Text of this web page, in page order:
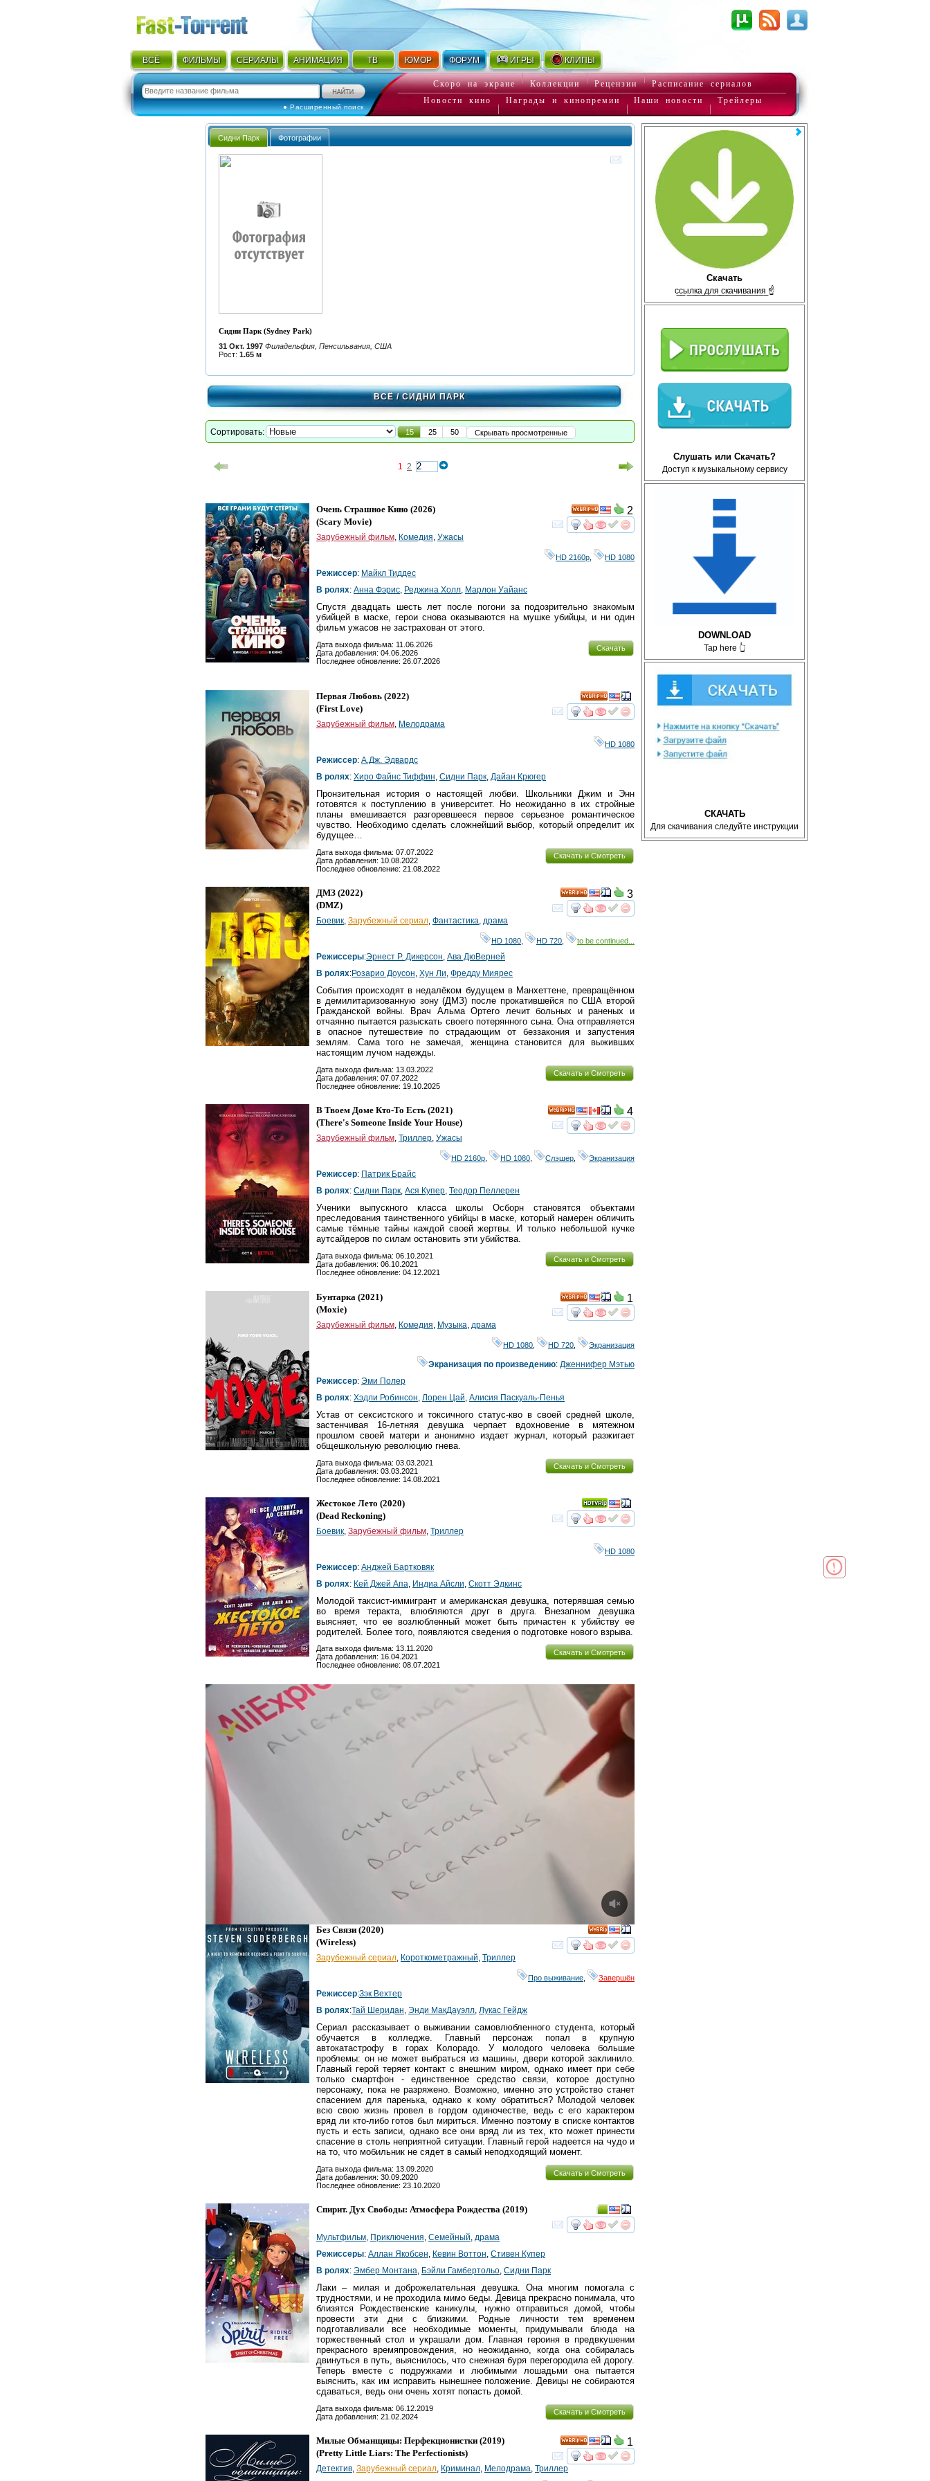
ВСЁ ФИЛЬМЫ СЕРИАЛЫ АНИМАЦИЯ ТВ ЮМОР ФОРУМ ИГРЫ КЛИПЫ
● Расширенный поиск
Скоро на экране Коллекции Рецензии
Расписание сериалов
Новости кино
Награды и кинопремии Наши новости Трейлеры
Скачать
с̲с̲ы̲л̲к̲а̲ ̲д̲л̲я̲ ̲с̲к̲а̲ч̲и̲в̲а̲н̲и̲я̲ ☝
Слушать или Скачать?
Доступ к музыкальному сервису
DOWNLOAD
Tap here 👆
СКАЧАТЬ
Для скачивания следуйте инструкции
Сидни Парк Фотографии
Сидни Парк (Sydney Park)
31 Окт. 1997 Филадельфия, Пенсильвания, США
Рост: 1.65 м
ВСЁ/ СИДНИ ПАРК
Сортировать: 15 25 50 Скрывать просмотренные
1 2
смотретьинтересует
HD
2
Очень Страшное Кино (2026)
(Scary Movie)
Зарубежный фильм, Комедия, Ужасы
HD 2160р HD 1080
Режиссер: Майкл Тиддес
В ролях: Анна Фэрис, Реджина Холл, Марлон Уайанс
Спустя двадцать шесть лет после погони за подозрительно знакомым
убийцей в маске, герои снова оказываются на мушке убийцы, и ни один
фильм ужасов не застрахован от этого.
Скачать
Дата выхода фильма: 11.06.2026
Дата добавления: 04.06.2026
Последнее обновление: 26.07.2026
смотретьинтересует
HD
Первая Любовь (2022)
(First Love)
Зарубежный фильм, Мелодрама
HD 1080
Режиссер: А.Дж. Эдвардс
В ролях: Хиро Файнс Тиффин, Сидни Парк, Дайан Крюгер
Пронзительная история о настоящей любви. Школьники Джим и Энн
готовятся к поступлению в университет. Но неожиданно в их стройные
планы вмешивается разгоревшееся первое серьезное романтическое
чувство. Необходимо сделать сложнейший выбор, который определит их
будущее…
Скачать и Смотреть
Дата выхода фильма: 07.07.2022
Дата добавления: 10.08.2022
Последнее обновление: 21.08.2022
смотретьинтересует
HD
3
ДМЗ (2022)
(DMZ)
Боевик, Зарубежный сериал, Фантастика, драма
HD 1080 HD 720 to be continued...
Режиссеры:Эрнест Р. Дикерсон, Ава ДюВерней
В ролях:Розарио Доусон, Хун Ли, Фреддy Миярес
События происходят в недалёком будущем в Манхеттене, превращённом
в демилитаризованную зону (ДМЗ) после прокатившейся по США второй
Гражданской войны. Врач Альма Ортего лечит больных и раненых и
отчаянно пытается разыскать своего потерянного сына. Она отправляется
в опасное путешествие по страдающим от беззакония и запустения
землям. Сама того не замечая, женщина становится для выживших
настоящим лучом надежды.
Скачать и Смотреть
Дата выхода фильма: 13.03.2022
Дата добавления: 07.07.2022
Последнее обновление: 19.10.2025
смотретьинтересует
4
В Твоем Доме Кто-То Есть (2021)
(There's Someone Inside Your House)
Зарубежный фильм Триллер Ужасы
HD 2160р HD 1080 Слэшер Экранизация
Режиссер: Патрик Брайс
В ролях: Сидни Парк Ася Купер Теодор Пеллерен
Ученики выпускного класса школы Осборн становятся объектами
преследования таинственного убийцы в маске, который намерен обличить
самые тёмные тайны каждой своей жертвы. И только небольшой кучке
аутсайдеров по силам остановить эти убийства.
Скачать и Смотреть
Дата выхода фильма: 06.10.2021
Дата добавления: 06.10.2021
Последнее обновление: 04.12.2021
смотретьинтересует
HD
1
Бунтарка (2021)
(Moxie)
Зарубежный фильм Комедия Музыка драма
HD 1080 HD 720 Экранизация
Экранизация по произведению: Дженнифер Мэтью
Режиссер: Эми Полер
В ролях: Хэдли Робинсон Лорен Цай Алисия Паскуаль-Пенья
Устав от сексистского и токсичного статус-кво в своей средней школе,
застенчивая 16-летняя девушка черпает вдохновение в мятежном
прошлом своей матери и анонимно издает журнал, который разжигает
общешкольную революцию гнева.
Скачать и Смотреть
Дата выхода фильма: 03.03.2021
Дата добавления: 03.03.2021
Последнее обновление: 14.08.2021
смотретьинтересует
Жестокое Лето (2020)
(Dead Reckoning)
Боевик Зарубежный фильм Триллер
HD 1080
Режиссер: Анджей Бартковяк
В ролях: Кей Джей Апа Индиа Айсли Скотт Эдкинс
Молодой таксист-иммигрант и американская девушка, потерявшая семью
во время теракта, влюбляются друг в друга. Внезапном девушка
выясняет, что ее возлюбленный может быть причастен к убийству ее
родителей. Более того, появляются сведения о подготовке нового взрыва.
Скачать и Смотреть
Дата выхода фильма: 13.11.2020
Дата добавления: 16.04.2021
Последнее обновление: 08.07.2021
смотретьинтересует
Без Связи (2020)
(Wireless)
Зарубежный сериал, Короткометражный, Триллер
Про выживание Завершён
Режиссер:Зэк Вехтер
В ролях:Тай Шеридан, Энди МакДауэлл, Лукас Гейдж
Сериал рассказывает о выживании самовлюбленного студента, который
обучается в колледже. Главный персонаж попал в крупную
автокатастрофу в горах Колорадо. У молодого человека большие
проблемы: он не может выбраться из машины, двери которой заклинило.
Главный герой теряет контакт с внешним миром, однако имеет при себе
только смартфон - единственное средство связи, которое доступно
персонажу, пока не разряжено. Возможно, именно это устройство станет
спасением для паренька, однако к кому обратиться? Молодой человек
всю свою жизнь провел в гордом одиночестве, ведь с его характером
вряд ли кто-либо готов был мириться. Именно поэтому в списке контактов
пусть и есть записи, однако все они вряд ли из тех, кто может принести
спасение в столь неприятной ситуации. Главный герой надеется на чудо и
на то, что мобильник не сядет в самый неподходящий момент.
Скачать и Смотреть
Дата выхода фильма: 13.09.2020
Дата добавления: 30.09.2020
Последнее обновление: 23.10.2020
смотретьинтересует
Спирит. Дух Свободы: Атмосфера Рождества (2019)
Мультфильм, Приключения, Семейный, драма
Режиссеры: Аллан Якобсен, Кевин Воттон, Стивен Купер
В ролях: Эмбер Монтана, Бэйли Гамбертольо, Сидни Парк
Лаки – милая и доброжелательная девушка. Она многим помогала с
трудностями, и не проходила мимо беды. Девица прекрасно понимала, что
близятся Рождественские каникулы, нужно отправиться домой, чтобы
провести эти дни с близкими. Родные личности тем временем
подготавливали все необходимые моменты, придумывали блюда на
торжественный стол и украшали дом. Главная героиня в предвкушении
прекрасного времяпровождения, но неожиданно, когда она собиралась
двинуться в путь, выяснилось, что снежная буря перегородила ей дорогу.
Теперь вместе с подружками и любимыми лошадьми она пытается
выяснить, как им исправить нынешнее положение. Девицы не собираются
сдаваться, ведь они очень хотят попасть домой.
Скачать и Смотреть
Дата выхода фильма: 06.12.2019
Дата добавления: 21.02.2024
смотретьинтересует
HD
1
Милые Обманщицы: Перфекционистки (2019)
(Pretty Little Liars: The Perfectionists)
Детектив, Зарубежный сериал, Криминал, Мелодрама, Триллер